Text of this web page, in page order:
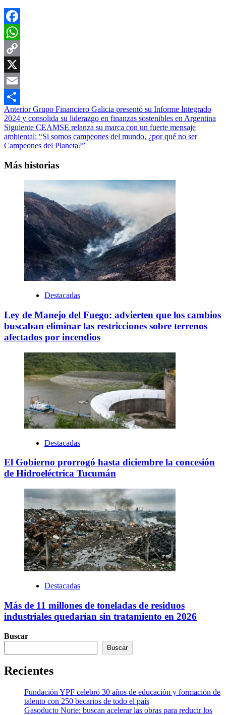
Facebook
WhatsApp
Copy
Link
X
Email
Compartir
Navegación
de
entradas
AnteriorGrupo Financiero Galicia presentó su Informe Integrado
2024 y consolida su liderazgo en finanzas sostenibles en Argentina
Siguiente CEAMSE relanza su marca con un fuerte mensaje
ambiental: “Si somos campeones del mundo, ¿por qué no ser
Campeones del Planeta?”
Más historias
Destacadas
Ley de Manejo del Fuego: advierten que los cambios
buscaban eliminar las restricciones sobre terrenos
afectados por incendios
Destacadas
El Gobierno prorrogó hasta diciembre la concesión
de Hidroeléctrica Tucumán
Destacadas
Más de 11 millones de toneladas de residuos
industriales quedarían sin tratamiento en 2026
Buscar
Buscar
Recientes
Fundación YPF celebró 30 años de educación y formación de
talento con 250 becarios de todo el país
Gasoducto Norte: buscan acelerar las obras para reducir los